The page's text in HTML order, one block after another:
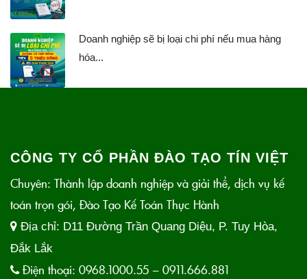
Doanh nghiệp sẽ bị loại chi phí nếu mua hàng
hóa...
CÔNG TY CỔ PHẦN ĐÀO TẠO TÍN VIỆT
Chuyên: Thành lập doanh nghiệp và giải thể, dịch vụ kế
toán trọn gói, Đào Tạo Kế Toán Thực Hành
Địa chỉ: D11 Đường Trần Quang Diệu, P. Tuy Hòa,
Đắk Lắk
Điện thoại: 0968.1000.55 – 0911.666.881